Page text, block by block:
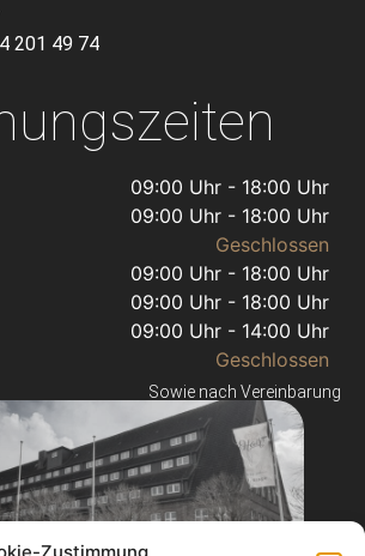
201 49 74
09:00 Uhr - 18:00 Uhr
09:00 Uhr - 18:00 Uhr
Geschlossen
09:00 Uhr - 18:00 Uhr
09:00 Uhr - 18:00 Uhr
09:00 Uhr - 14:00 Uhr
Geschlossen
Sowie nach Vereinbarung